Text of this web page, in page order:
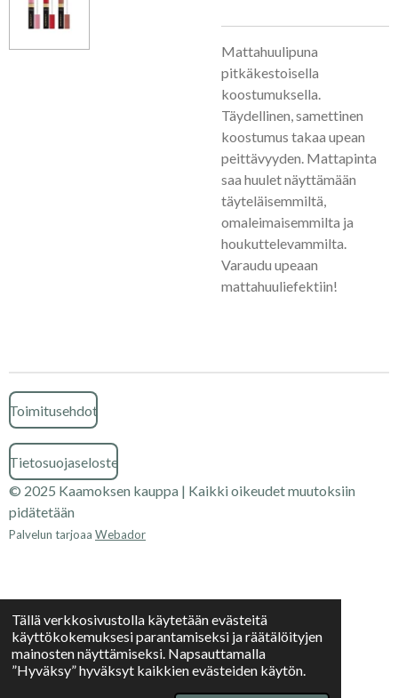
Tällä verkkosivustolla käytetään evästeitä
käyttökokemuksesi parantamiseksi ja räätälöityjen
mainosten näyttämiseksi. Napsauttamalla
”Hyväksy” hyväksyt kaikkien evästeiden käytön.
Mattahuulipuna
pitkäkestoisella
koostumuksella.
Täydellinen, samettinen
koostumus takaa upean
peittävyyden. Mattapinta
saa huulet näyttämään
täyteläisemmiltä, ​​
omaleimaisemmilta ja
houkuttelevammilta.
Varaudu upeaan
mattahuuliefektiin!
Toimitusehdot
Tietosuojaseloste
© 2025 Kaamoksen kauppa | Kaikki oikeudet muutoksiin
pidätetään
Palvelun tarjoaa Webador